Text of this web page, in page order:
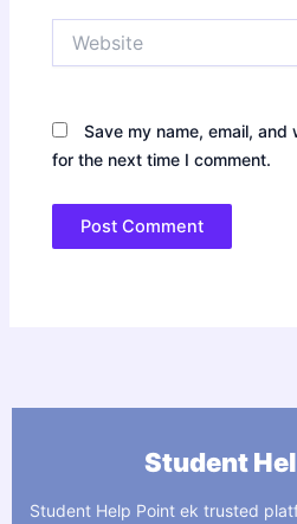
Save my name, email,
for the next time I comment.
Student
Student Help Point ek trusted